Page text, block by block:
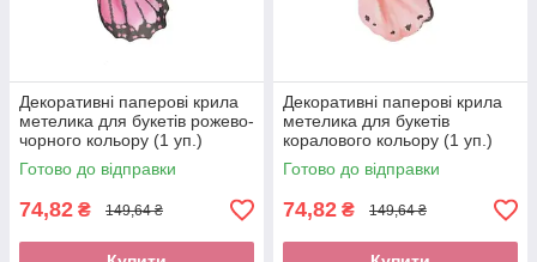
Декоративні паперові крила
метелика для букетів рожево-
чорного кольору (1 уп.)
Готово до відправки
74,82 ₴ 149,64 ₴
Декоративні паперові крила
метелика для букетів
коралового кольору (1 уп.)
Готово до відправки
74,82 ₴ 149,64 ₴